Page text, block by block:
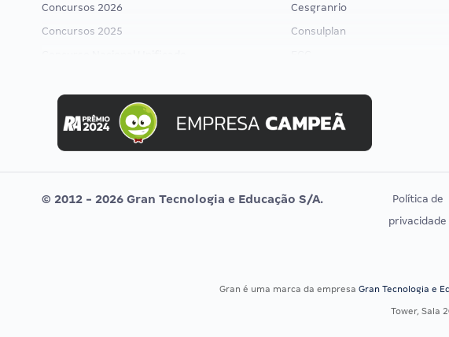
Concursos 2026
Concursos 2025
Concurso MPU
Editais publicados
Cesgranrio
Consulplan
Selecon
Uniase
Vunesp
© 2012 - 2026 Gran Tecnologia e Educação S/A.
Política de
privacidade
Gran é uma marca da empresaGran Tecnologia e
Tower, Sala